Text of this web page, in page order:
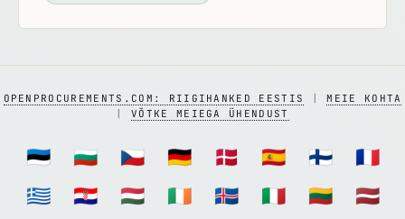
OPENPROCUREMENTS.COM: RIIGIHANKED EESTIS |MEIE KOHTA
VÕTKE MEIEGA ÜHENDUST
🇪🇪 🇧🇬 🇨🇿 🇩🇪 🇩🇰 🇪🇸 🇫🇮
🇫🇷
🇬🇷
🇭🇷 🇭🇺 🇮🇪 🇮🇸 🇮🇹 🇱🇹 🇱🇻